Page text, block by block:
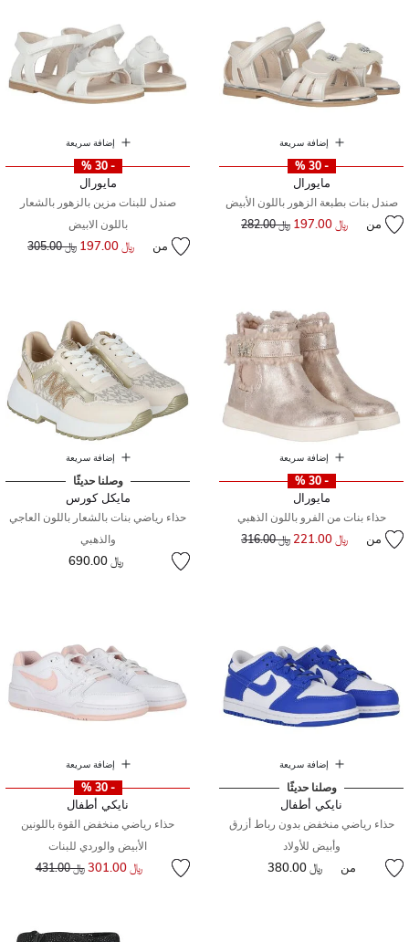
إضافة سريعة
- 30 %
مايورال
صندل بنات بطبعة الزهور باللون الأبيض
من ﷼ 197.00 سعر مخفض من﷼ 282.00
إضافة سريعة
- 30 %
مايورال
صندل للبنات مزين بالزهور بالشعار
باللون الابيض
من ﷼ 197.00 سعر مخفض من
﷼ 305.00 إلى
إضافة سريعة
- 30 %
مايورال
حذاء بنات من الفرو باللون الذهبي
من ﷼ 221.00 سعر مخفض من﷼ 316.00
إضافة سريعة
وصلنا حديثًا
مايكل كورس
حذاء رياضي بنات بالشعار باللون العاجي
والذهبي
﷼ 690.00
إضافة سريعة
وصلنا حديثًا
نايكي أطفال
حذاء رياضي منخفض بدون رباط أزرق
وأبيض للأولاد
من ﷼ 380.00
إضافة سريعة
- 30 %
نايكي أطفال
حذاء رياضي منخفض القوة باللونين
الأبيض والوردي للبنات
﷼ 301.00 سعر مخفض من
﷼ 431.00 إلى